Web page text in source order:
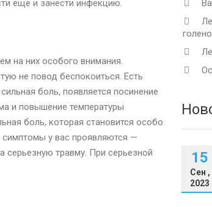
еще и занести инфекцию.
на них особого внимания.
не повод беспокоиться. Есть
боль, появляется посинение
и повышение температуры
боль, которая становится особо
симптомы у вас проявляются —
серьезную травму. При серьезной
15
Сен ,
2023